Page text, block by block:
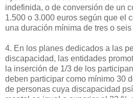
indefinida, o de conversión de un
1.500 o 3.000 euros según que el
una duración mínima de tres o seis
4. En los planes dedicados a las
discapacidad, las entidades
la inserción de 1/3 de los
deben participar como mínimo 30
de personas cuya discapacidad